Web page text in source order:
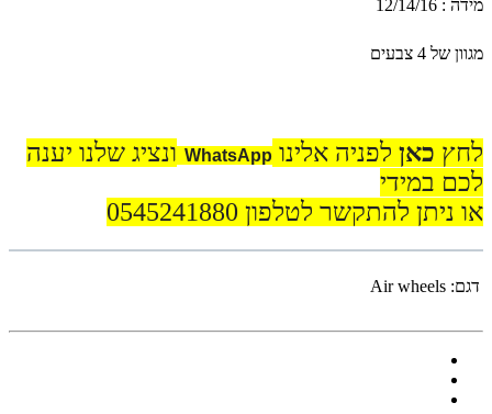
מידה : 12/14/16
מגוון של 4 צבעים
לחץ כאן לפניה אלינו WhatsApp ונציג שלנו יענה
לכם במידי
או ניתן להתקשר לטלפון 0545241880
דגם: Air wheels